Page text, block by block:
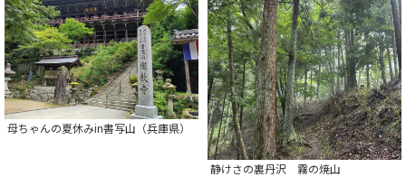
母ちゃんの夏休みin書写山（兵庫県）
静けさの裏丹沢 霧の焼山